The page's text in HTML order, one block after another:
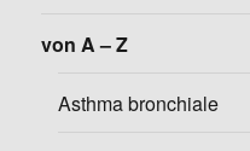
von A – Z
Asthma bronchiale